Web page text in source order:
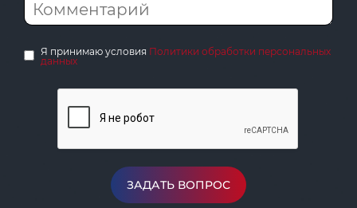
Я принимаю условия Политики обработки персональных
данных
ЗАДАТЬ ВОПРОС